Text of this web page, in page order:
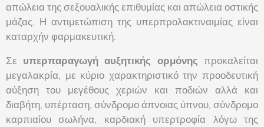
απώλεια της σεξουαλικής επιθυμίας και απώλεια οστικής
μάζας. Η αντιμετώπιση της υπερπρολακτιναιμίας είναι
καταρχήν φαρμακευτική.
Σε υπερπαραγωγή αυξητικής ορμόνης προκαλείται
μεγαλακρία, με κύριο χαρακτηριστικό την προοδευτική
αύξηση του μεγέθους χεριών και ποδιών αλλά και
διαβήτη, υπέρταση, σύνδρομο άπνοιας ύπνου, σύνδρομο
καρπιαίου σωλήνα, καρδιακή υπερτροφία λόγω της